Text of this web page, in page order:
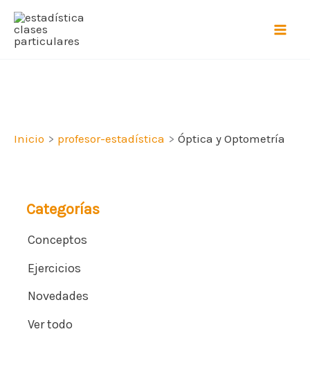
Inicio profesor-estadística Óptica y Optometría
Categorías
Conceptos
Ejercicios
Novedades
Ver todo